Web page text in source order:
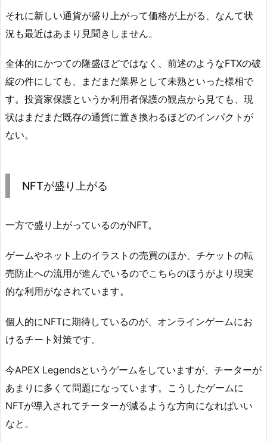
それに新しい通貨が盛り上がって価格が上がる、なんて状
況も最近はあまり見聞きしません。
全体的にかつての隆盛ほどではなく、前述のようなFTXの破
綻の件にしても、まだまだ業界として未熟といった様相で
す。投資家保護というか利用者保護の観点から見ても、現
状はまだまだ既存の通貨に置き換わるほどのインパクトが
ない。
NFTが盛り上がる
一方で盛り上がっているのがNFT。
ゲームやネット上のイラストの売買のほか、チケットの転
売防止への流用が進んでいるのでこちらのほうがより現実
的な利用がなされています。
個人的にNFTに期待しているのが、オンラインゲームにお
けるチート対策です。
今APEX Legendsというゲームをしていますが、チーターが
あまりに多くて問題になっています。こうしたゲームに
NFTが導入されてチーターが減るような方向になればいい
なと。